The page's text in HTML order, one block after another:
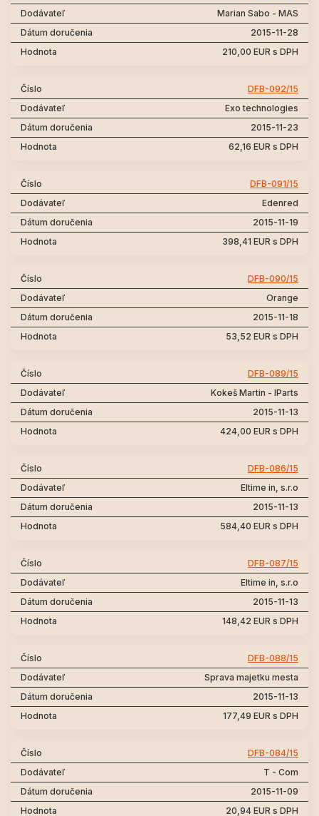
Marian Sabo - MAS
2015-11-28
210,00 EUR s DPH
DFB-092/15
Exo technologies
2015-11-23
62,16 EUR s DPH
DFB-091/15
Edenred
2015-11-19
398,41 EUR s DPH
DFB-090/15
Orange
2015-11-18
53,52 EUR s DPH
DFB-089/15
Kokeš Martin - IParts
2015-11-13
424,00 EUR s DPH
DFB-086/15
Eltime in, s.r.o
2015-11-13
584,40 EUR s DPH
DFB-087/15
Eltime in, s.r.o
2015-11-13
148,42 EUR s DPH
DFB-088/15
Sprava majetku mesta
2015-11-13
177,49 EUR s DPH
DFB-084/15
T - Com
2015-11-09
20,94 EUR s DPH